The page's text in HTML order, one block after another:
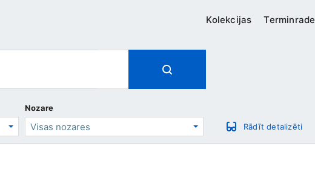
Kolekcijas Terminrade
Nozare
Rādīt detalizēti